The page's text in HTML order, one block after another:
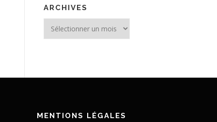
ARCHIVES
MENTIONS LÉGALES